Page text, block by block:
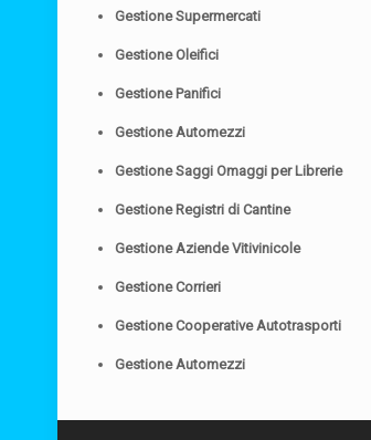
Gestione Supermercati
Gestione Oleifici
Gestione Panifici
Gestione Automezzi
Gestione Saggi Omaggi per Librerie
Gestione Registri di Cantine
Gestione Aziende Vitivinicole
Gestione Corrieri
Gestione Cooperative Autotrasporti
Gestione Automezzi